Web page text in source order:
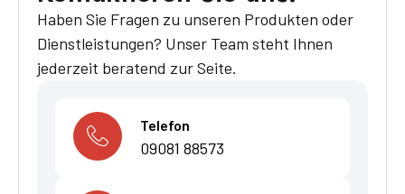
Haben Sie Fragen zu unseren Produkten oder
Dienstleistungen? Unser Team steht Ihnen
jederzeit beratend zur Seite.
Telefon
09081 88573